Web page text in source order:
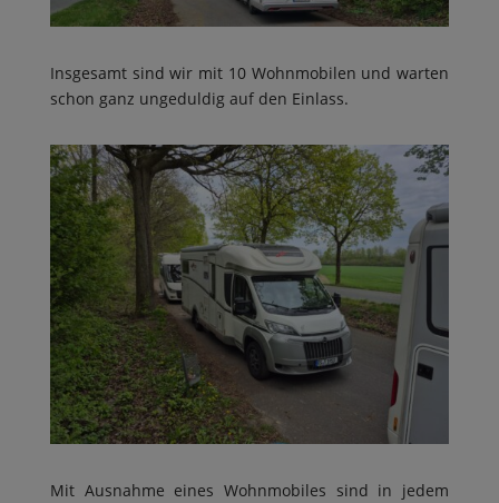
Insgesamt sind wir mit 10 Wohnmobilen und warten
schon ganz ungeduldig auf den Einlass.
Mit Ausnahme eines Wohnmobiles sind in jedem